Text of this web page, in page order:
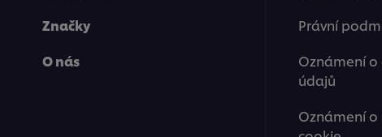
Značky
O nás
Právní
Oznámení
údajů
Oznámení